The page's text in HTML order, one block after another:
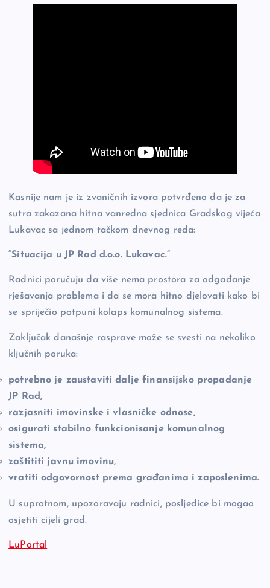
Kasnije nam je iz zvaničnih izvora potvrđeno da je za
sutra zakazana hitna vanredna sjednica Gradskog vijeća
Lukavac sa jednom tačkom dnevnog reda:
“Situacija u JP Rad d.o.o. Lukavac.”
Radnici poručuju da više nema prostora za odgađanje
rješavanja problema i da se mora hitno djelovati kako bi
se spriječio potpuni kolaps komunalnog sistema.
Zaključak današnje rasprave može se svesti na nekoliko
ključnih poruka:
potrebno je zaustaviti dalje finansijsko propadanje
JP Rad,
razjasniti imovinske i vlasničke odnose,
osigurati stabilno funkcionisanje komunalnog
sistema,
zaštititi javnu imovinu,
vratiti odgovornost prema građanima i zaposlenima.
U suprotnom, upozoravaju radnici, posljedice bi mogao
osjetiti cijeli grad.
LuPortal